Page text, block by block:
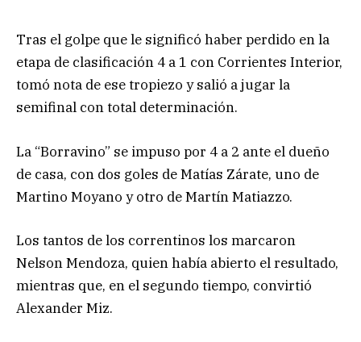
Tras el golpe que le significó haber perdido en la
etapa de clasificación 4 a 1 con Corrientes Interior,
tomó nota de ese tropiezo y salió a jugar la
semifinal con total determinación.
La “Borravino” se impuso por 4 a 2 ante el dueño
de casa, con dos goles de Matías Zárate, uno de
Martino Moyano y otro de Martín Matiazzo.
Los tantos de los correntinos los marcaron
Nelson Mendoza, quien había abierto el resultado,
mientras que, en el segundo tiempo, convirtió
Alexander Miz.